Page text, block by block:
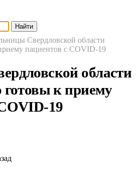
Найти
Свердловской области
пациентов с COVID-19
области
готовы к приему
19